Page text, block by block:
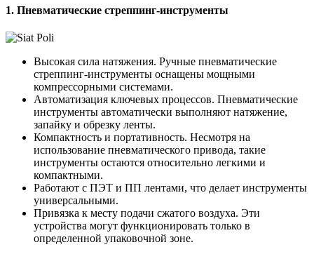
1. Пневматические стреппинг-инструменты
Высокая сила натяжения. Ручные пневматические
стреппинг-инструменты оснащены мощными
компрессорными системами.
Автоматизация ключевых процессов. Пневматические
инструменты автоматически выполняют натяжение,
запайку и обрезку ленты.
Компактность и портативность. Несмотря на
использование пневматического привода, такие
инструменты остаются относительно легкими и
компактными.
Работают с ПЭТ и ПП лентами, что делает инструменты
универсальными.
Привязка к месту подачи сжатого воздуха. Эти
устройства могут функционировать только в
определенной упаковочной зоне.